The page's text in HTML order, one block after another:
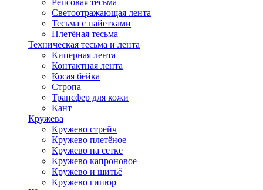
Репсовая тесьма
Светоотражающая лента
Тесьма с пайетками
Плетёная тесьма
Техническая тесьма и лента
Киперная лента
Контактная лента
Косая бейка
Стропа
Трансфер для кожи
Кант
Кружева
Кружево стрейч
Кружево плетёное
Кружево на сетке
Кружево капроновое
Кружево и шитьё
Кружево гипюр